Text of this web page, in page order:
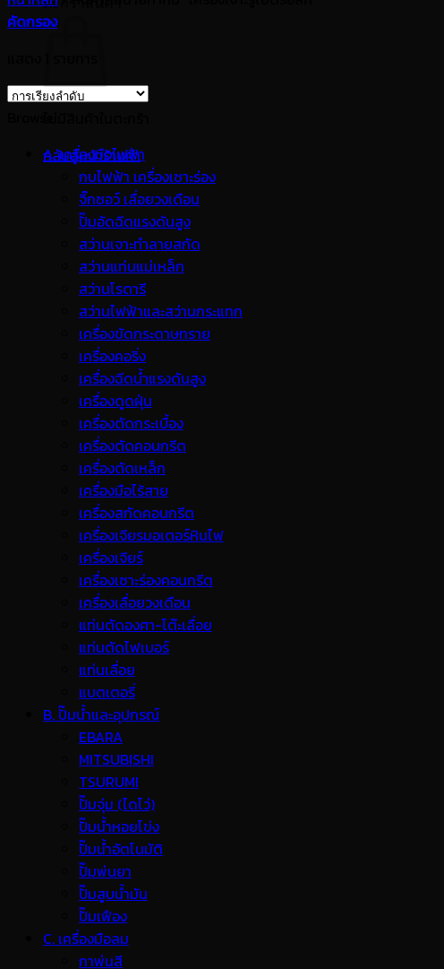
กลับสู่หน้าร้านค้า
คัดกรอง
A. เครื่องมือไฟฟ้า
กบไฟฟ้า เครื่องเซาะร่อง
จิ๊กซอว์ เลื่อยวงเดือน
ปั๊มอัดฉีดแรงดันสูง
สว่านเจาะทำลายสกัด
สว่านแท่นแม่เหล็ก
สว่านโรตารี
สว่านไฟฟ้าและสว่านกระแทก
เครื่องขัดกระดาษทราย
เครื่องคอริ่ง
เครื่องฉีดน้ำแรงดันสูง
เครื่องดูดฝุ่น
เครื่องตัดกระเบื้อง
เครื่องตัดคอนกรีต
เครื่องตัดเหล็ก
เครื่องมือไร้สาย
เครื่องสกัดคอนกรีต
เครื่องเจียรมอเตอร์หินไฟ
เครื่องเจียร์
เครื่องเซาะร่องคอนกรีต
เครื่องเลื่อยวงเดือน
แท่นตัดองศา-โต๊ะเลื่อย
แท่นตัดไฟเบอร์
แท่นเลื่อย
แบตเตอรี่
B. ปั๊มน้ำและอุปกรณ์
EBARA
MITSUBISHI
TSURUMI
ปั๊มจุ่ม (ไดโว่)
ปั๊มน้ำหอยโข่ง
ปั๊มน้ำอัตโนมัติ
ปั๊มพ่นยา
ปั๊มสูบน้ำมัน
ปั๊มเฟือง
C. เครื่องมือลม
กาพ่นสี